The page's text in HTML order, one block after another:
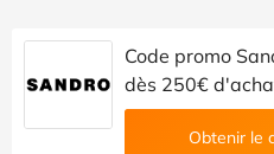
Code promo
dès 250€
Obtenir le